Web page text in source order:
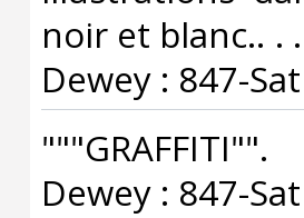
noir et blanc.. .
Dewey : 847-
Dewey : 847-